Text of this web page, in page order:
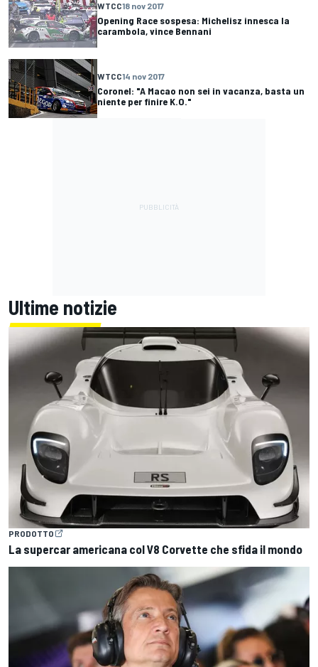
WTCC18 nov 2017
Opening Race sospesa: Michelisz innesca la
carambola, vince Bennani
WTCC14 nov 2017
Coronel: "A Macao non sei in vacanza, basta un
niente per finire K.O."
Ultime notizie
PRODOTTO
La supercar americana col V8 Corvette che sfida il mondo